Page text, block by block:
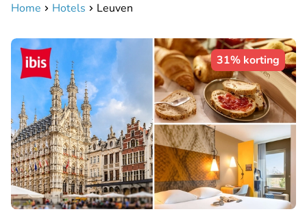
Home Hotels Leuven
31% korting